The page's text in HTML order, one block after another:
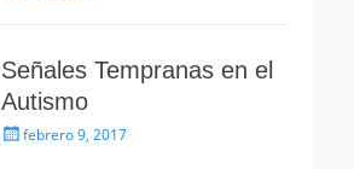
Señales Tempranas en el
Autismo
Publicado
febrero 9, 2017